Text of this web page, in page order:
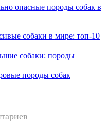
опасные породы собак в
собаки в мире: топ-10
собаки: породы
породы собак